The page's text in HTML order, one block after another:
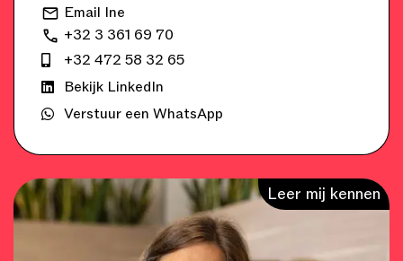
Email Ine
+32 3 361 69 70
+32 472 58 32 65
Bekijk LinkedIn
Verstuur een WhatsApp
Leer mij kennen